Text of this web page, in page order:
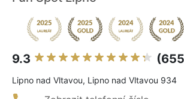
9.3
Lipno nad Vltavou, Lipno nad Vltavou 934